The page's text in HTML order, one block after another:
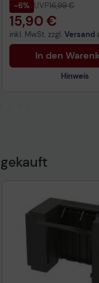
-6% UVP16,99 €
15,90 €
inkl. MwSt. zzgl. Versand
In den
Hinweis
Technisches